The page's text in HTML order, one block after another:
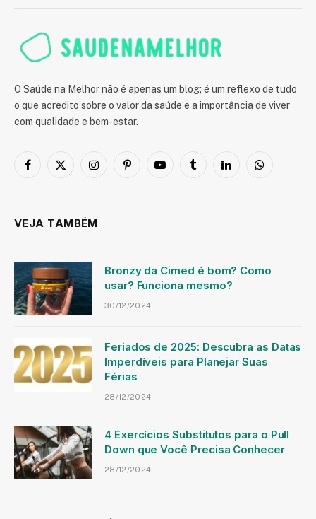
O Saúde na Melhor não é apenas um blog; é um reflexo de tudo
o que acredito sobre o valor da saúde e a importância de viver
com qualidade e bem-estar.
Facebook
X
InstagramPinterestYouTubeTumblrLinkedInWhatsApp
VEJA TAMBÉM
Bronzy da Cimed é bom? Como
usar? Funciona mesmo?
30/12/2024
Feriados de 2025: Descubra as Datas
Imperdíveis para Planejar Suas
Férias
28/12/2024
4 Exercícios Substitutos para o Pull
Down que Você Precisa Conhecer
28/12/2024